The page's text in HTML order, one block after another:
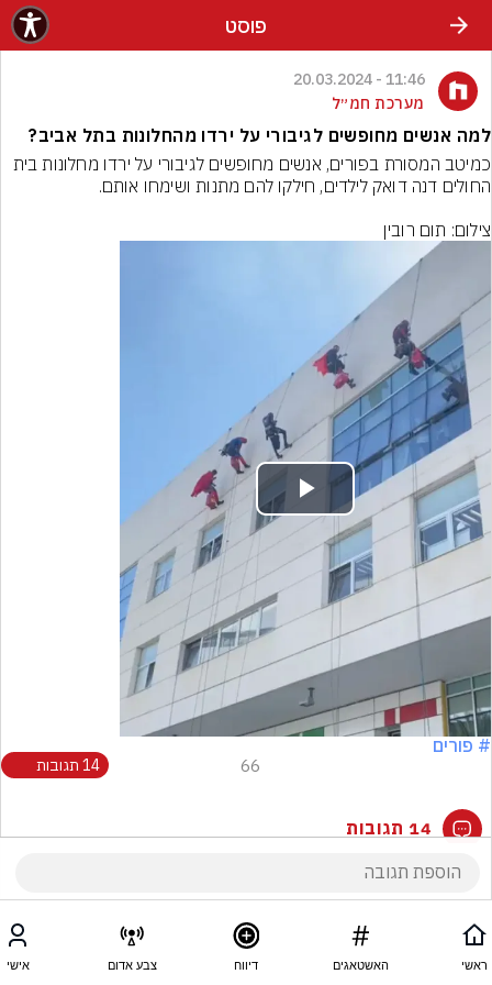
פוסט
11:46 - 20.03.2024
מערכת חמ״ל
למה אנשים מחופשים לגיבורי על ירדו מהחלונות בתל אביב?
צילום: תום רובין
Play
Video
# פורים
66 14 תגובות
14 תגובות
ראשי האשטאגים דיווח צבע אדום אישי